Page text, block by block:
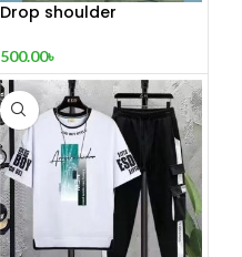
Drop shoulder
500.00৳